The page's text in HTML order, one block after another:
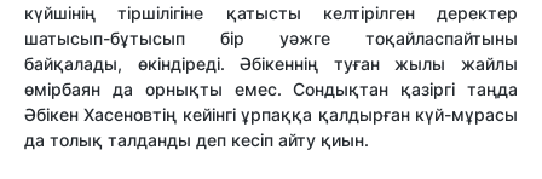
күйшінің тіршілігіне қатысты келтірілген деректер
шатысып-бұтысып бір уәжге тоқайласпайтыны
байқалады, өкіндіреді. Әбікеннің туған жылы жайлы
өмірбаян да орнықты емес. Сондықтан қазіргі таңда
Әбікен Хасеновтің кейінгі ұрпаққа қалдырған күй-мұрасы
да толық талданды деп кесіп айту қиын.